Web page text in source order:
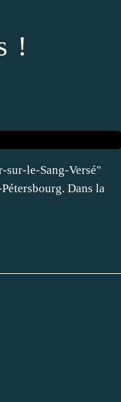
!
sur-le-Sang-Versé"
Dans la